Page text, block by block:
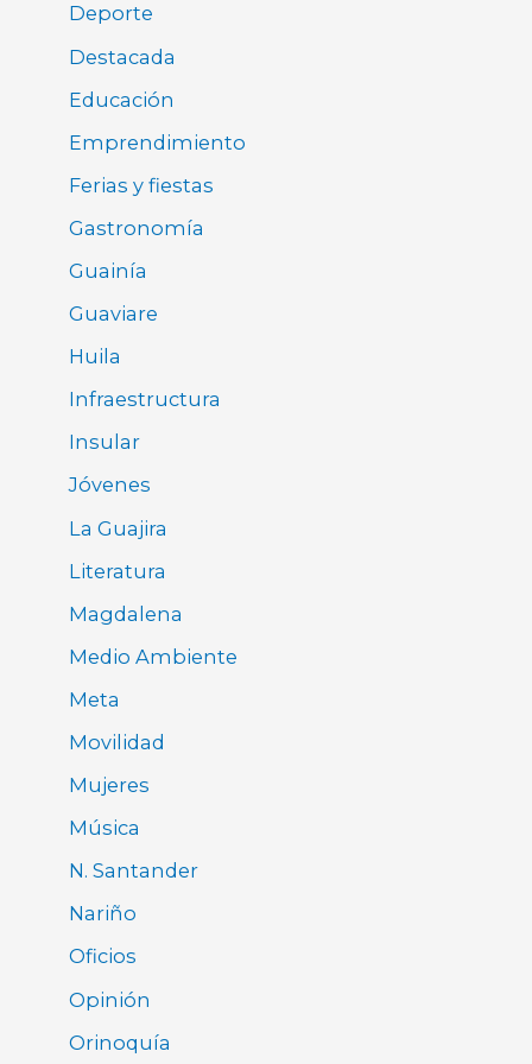
Deporte
Destacada
Educación
Emprendimiento
Ferias y fiestas
Gastronomía
Guainía
Guaviare
Huila
Infraestructura
Insular
Jóvenes
La Guajira
Literatura
Magdalena
Medio Ambiente
Meta
Movilidad
Mujeres
Música
N. Santander
Nariño
Oficios
Opinión
Orinoquía